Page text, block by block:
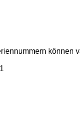
können